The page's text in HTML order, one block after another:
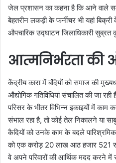
जेल प्रशासन का कहना है कि आने वाले
बेहतरीन लकड़ी के फर्नीचर भी यहां
औपचारिक उद्घाटन जिलाधिकारी सुब्रत
आत्मनिर्भरता
केंद्रीय कारा में बंदियों को समाज की
औद्योगिक गतिविधियां संचालित की जा
परिसर के भीतर विभिन्न इकाइयों में काम
संभाल रहा है, तो कोई तेल निकालने या
कैदियों को उनके काम के बदले पारिश्रमिक
को एक करोड़ 20 लाख आठ हजार 521
वे अपने परिवारों की आर्थिक मदद करने में